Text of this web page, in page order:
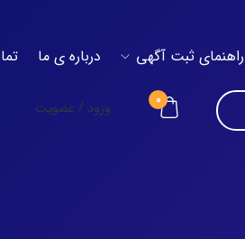
راهنمای ثبت آگهی درباره ی ما
0 ورود / عضویت